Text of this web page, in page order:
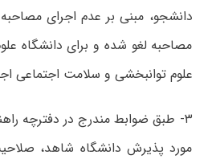
دانشجو، مبنی بر عدم اجرای
مصاحبه لغو شده و برای دانشگاه
علوم توانبخشی و سلامت اجتماعی
۳- طبق ضوابط مندرج در دفترچه
مورد پذیرش دانشگاه شاهد،